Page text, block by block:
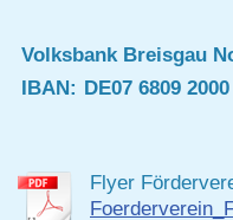
Volksbank Breisgau
IBAN: DE07 6809
Flyer